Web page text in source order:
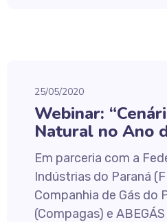
25/05/2020
Webinar:
Natural no Ano
Em parceria com a
Indústrias do Paraná
Companhia de Gás do
(Compagas) e